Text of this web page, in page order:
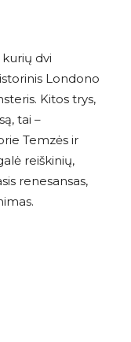
dvi
Londono
Kitos trys,
tai –
Temzės ir
reiškinių,
renesansas,